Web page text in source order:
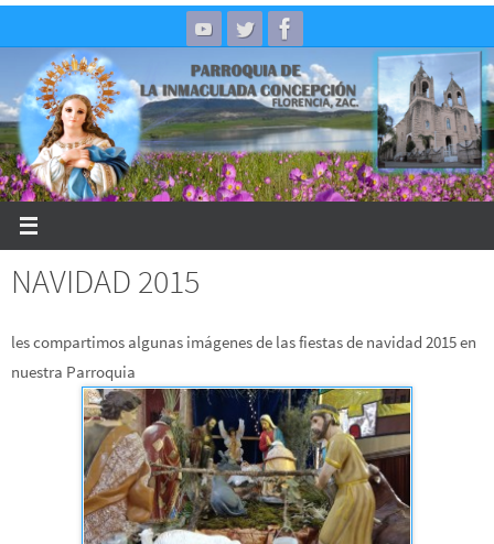
to
content
NAVIDAD 2015
les compartimos algunas imágenes de las fiestas de navidad 2015 en
nuestra Parroquia